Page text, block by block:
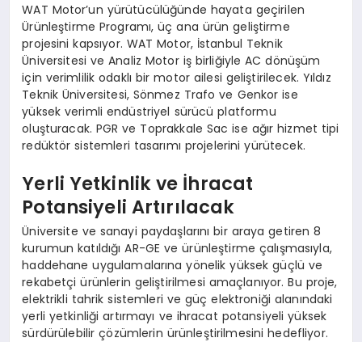
WAT Motor’un yürütücülüğünde hayata geçirilen
Ürünleştirme Programı, üç ana ürün geliştirme
projesini kapsıyor. WAT Motor, İstanbul Teknik
Üniversitesi ve Analiz Motor iş birliğiyle AC dönüşüm
için verimlilik odaklı bir motor ailesi geliştirilecek. Yıldız
Teknik Üniversitesi, Sönmez Trafo ve Genkor ise
yüksek verimli endüstriyel sürücü platformu
oluşturacak. PGR ve Toprakkale Sac ise ağır hizmet tipi
redüktör sistemleri tasarımı projelerini yürütecek.
Yerli Yetkinlik ve İhracat
Potansiyeli Artırılacak
Üniversite ve sanayi paydaşlarını bir araya getiren 8
kurumun katıldığı AR-GE ve ürünleştirme çalışmasıyla,
haddehane uygulamalarına yönelik yüksek güçlü ve
rekabetçi ürünlerin geliştirilmesi amaçlanıyor. Bu proje,
elektrikli tahrik sistemleri ve güç elektroniği alanındaki
yerli yetkinliği artırmayı ve ihracat potansiyeli yüksek
sürdürülebilir çözümlerin ürünleştirilmesini hedefliyor.